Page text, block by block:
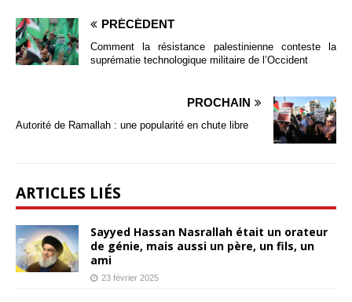
PRÉCÉDENT
Comment la résistance palestinienne conteste la
suprématie technologique militaire de l’Occident
PROCHAIN
Autorité de Ramallah : une popularité en chute libre
ARTICLES LIÉS
Sayyed Hassan Nasrallah était un orateur
de génie, mais aussi un père, un fils, un
ami
23 février 2025